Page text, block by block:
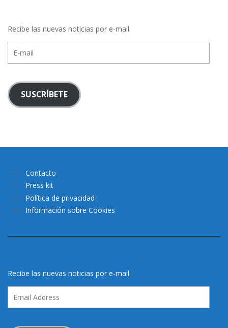
Recibe las nuevas noticias por e-mail.
mail
SUSCRÍBETE
Contacto
Press kit
Política de privacidad
Información sobre Cookies
Recibe las nuevas noticias por e-mail.
Address